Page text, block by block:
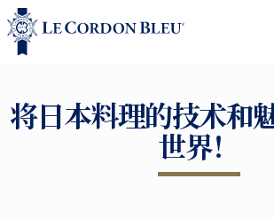
将日本料理的技术和
世界！